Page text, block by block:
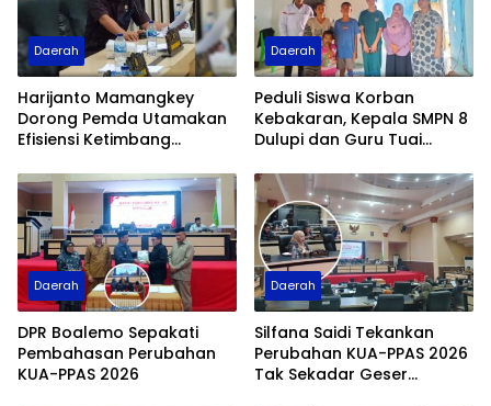
Daerah
Harijanto Mamangkey
Dorong Pemda Utamakan
Efisiensi Ketimbang
Miliar
Daerah
Peduli Siswa Korban
Kebakaran, Kepala SMPN 8
Dulupi dan Guru Tuai
Perjuangan
Daerah
DPR Boalemo Sepakati
Pembahasan Perubahan
KUA-PPAS 2026
Daerah
Silfana Saidi Tekankan
Perubahan KUA-PPAS 2026
Tak Sekadar Geser